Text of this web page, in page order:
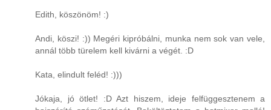
Edith, köszönöm! :)
Andi, köszi! :)) Megéri kipróbálni, munka nem sok van vele,
annál több türelem kell kivárni a végét. :D
Kata, elindult feléd! :)))
Jókaja, jó ötlet! :D Azt hiszem, ideje felfüggesztenem a